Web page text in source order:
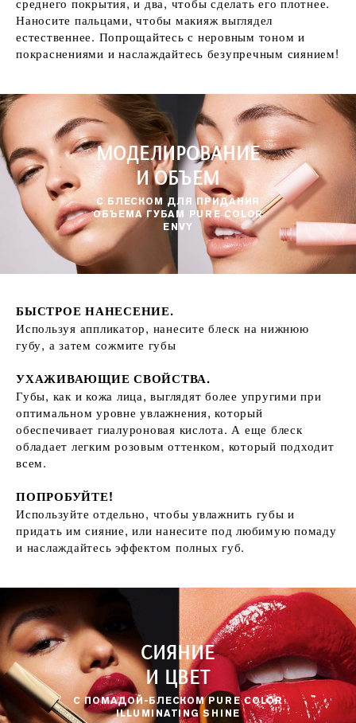
Наносите пальцами, чтобы макияж выглядел
естественнее. Попрощайтесь с неровным тоном и
покраснениями и наслаждайтесь безупречным сиянием!
МОДЕЛИРОВАНИЕ
И ОБЪЕМ
С БЛЕСКОМ ДЛЯ ПРИДАНИЯ
ОБЪЕМА ГУБАМ PURE COLOR
ENVY
БЫСТРОЕ НАНЕСЕНИЕ.
Используя аппликатор, нанесите блеск на нижнюю
губу, а затем сожмите губы
УХАЖИВАЮЩИЕ СВОЙСТВА.
Губы, как и кожа лица, выглядят более упругими при
оптимальном уровне увлажнения, который
обеспечивает гиалуроновая кислота. А еще блеск
обладает легким розовым оттенком, который подходит
всем.
ПОПРОБУЙТЕ!
Используйте отдельно, чтобы увлажнить губы и
придать им сияние, или нанесите под любимую помаду
и наслаждайтесь эффектом полных губ.
СИЯНИЕ
И ЦВЕТ
С ПОМАДОЙ-БЛЕСКОМ PURE COLOR
ILLUMINATING SHINE